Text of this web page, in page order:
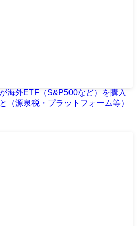
海外ETF（S&P500など）を購入
（源泉税・プラットフォーム等）